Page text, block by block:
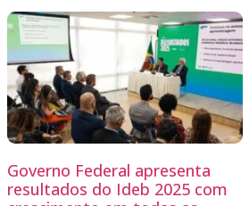
Governo Federal apresenta
resultados do Ideb 2025 com